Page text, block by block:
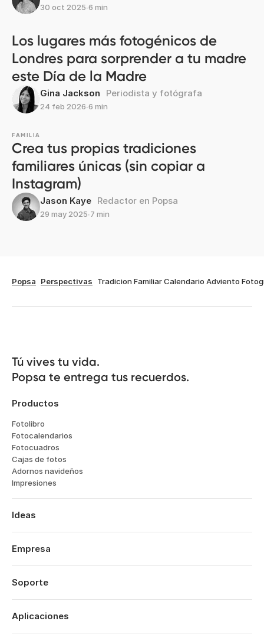
30 oct 2025∙6 min
Los lugares más fotogénicos de
Londres para sorprender a tu madre
este Día de la Madre
Gina Jackson Periodista y fotógrafa
24 feb 2026∙6 min
FAMILIA
Crea tus propias tradiciones
familiares únicas (sin copiar a
Instagram)
Jason Kaye Redactor en Popsa
29 may 2025∙7 min
Popsa Perspectivas Tradicion Familiar Calendario Adviento
Tú vives tu vida.
Popsa te entrega tus recuerdos.
Productos
Fotolibro
Fotocalendarios
Fotocuadros
Cajas de fotos
Adornos navideños
Impresiones
Ideas
Viajes
Bodas
Aniversarios
San Valentin
Empresa
Sobre nosotros
Características
Affiliates
Soporte
Iniciar sesión
Historial de pedidos
Aplicaciones